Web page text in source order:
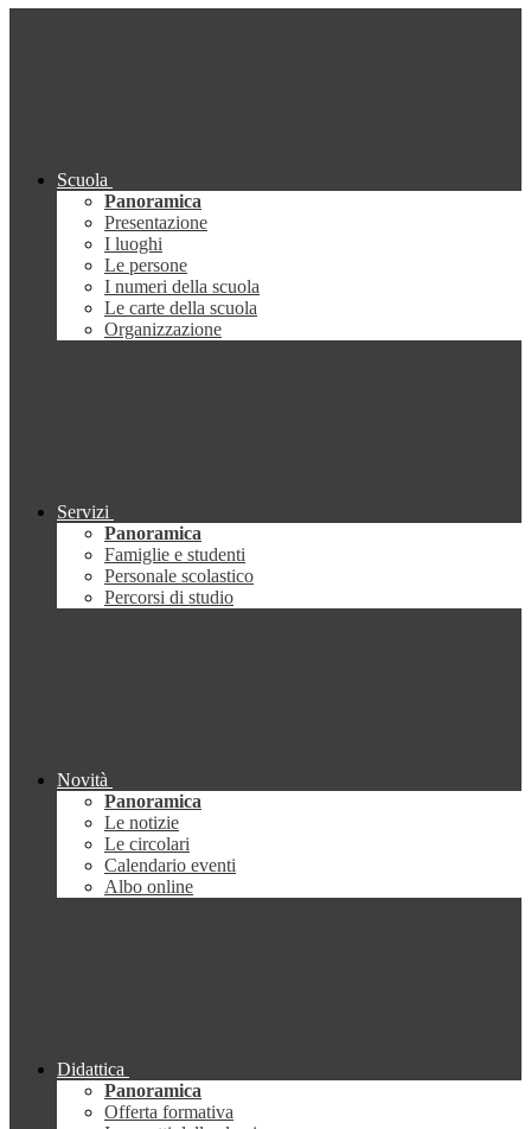
Scuola
Panoramica
Presentazione
I luoghi
Le persone
I numeri della scuola
Le carte della scuola
Organizzazione
Servizi
Panoramica
Famiglie e studenti
Personale scolastico
Percorsi di studio
Novità
Panoramica
Le notizie
Le circolari
Calendario eventi
Albo online
Didattica
Panoramica
Offerta formativa